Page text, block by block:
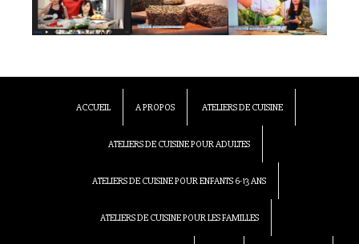
ACCUEIL A PROPOS ATELIERS DE CUISINE
ATELIERS DE CUISINE POUR ADULTES
ATELIERS DE CUISINE POUR ENFANTS 6-13 ANS
ATELIERS DE CUISINE POUR LES FAMILLES